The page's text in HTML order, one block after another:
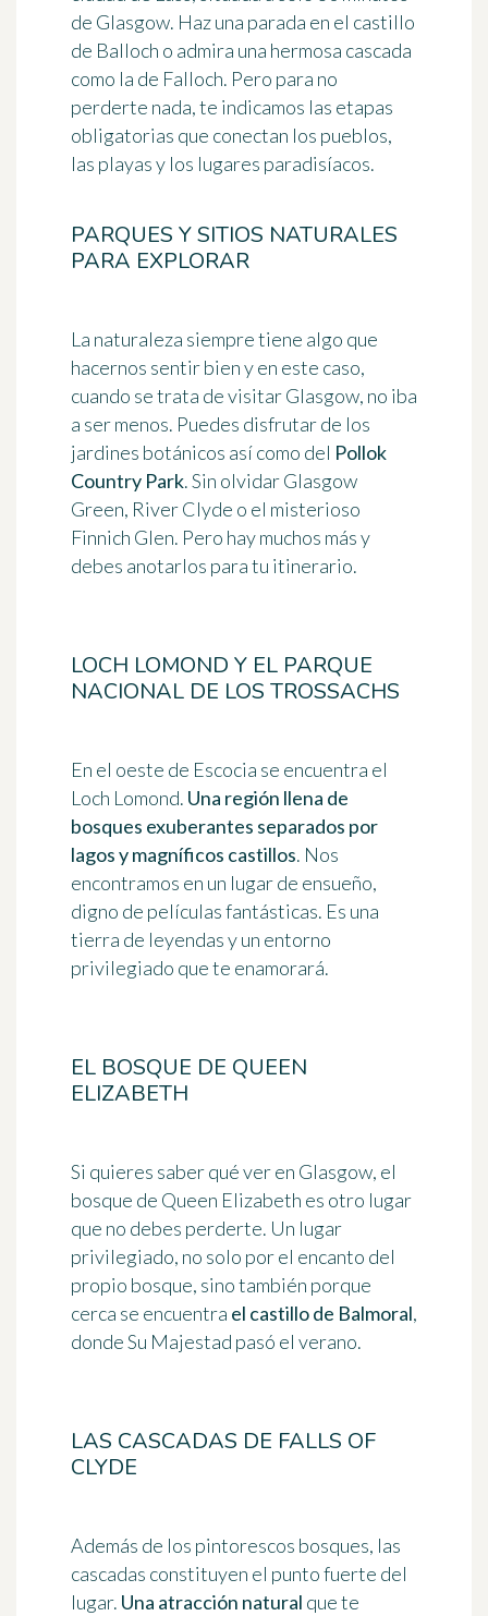
de Glasgow. Haz una parada en el castillo
de Balloch o admira una hermosa cascada
como la de Falloch. Pero para no
perderte nada, te indicamos las etapas
obligatorias que conectan los pueblos,
las playas y los lugares paradisíacos.
PARQUES Y SITIOS NATURALES
PARA EXPLORAR
La naturaleza siempre tiene algo que
hacernos sentir bien y en este caso,
cuando se trata de visitar Glasgow, no iba
a ser menos. Puedes disfrutar de los
jardines botánicos así como del Pollok
Country Park. Sin olvidar Glasgow
Green, River Clyde o el misterioso
Finnich Glen. Pero hay muchos más y
debes anotarlos para tu itinerario.
LOCH LOMOND Y EL PARQUE
NACIONAL DE LOS TROSSACHS
En el oeste de Escocia se encuentra el
Loch Lomond. Una región llena de
bosques exuberantes separados por
lagos y magníficos castillos. Nos
encontramos en un lugar de ensueño,
digno de películas fantásticas. Es una
tierra de leyendas y un entorno
privilegiado que te enamorará.
EL BOSQUE DE QUEEN
ELIZABETH
Si quieres saber qué ver en Glasgow, el
bosque de Queen Elizabeth es otro lugar
que no debes perderte. Un lugar
privilegiado, no solo por el encanto del
propio bosque, sino también porque
cerca se encuentra el castillo de Balmoral,
donde Su Majestad pasó el verano.
LAS CASCADAS DE FALLS OF
CLYDE
Además de los pintorescos bosques, las
cascadas constituyen el punto fuerte del
lugar. Una atracción natural que te